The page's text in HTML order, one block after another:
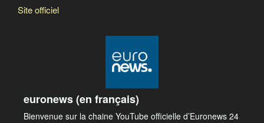
Site officiel
euronews (en français)
Bienvenue sur la chaine YouTube officielle d’Euronews 24